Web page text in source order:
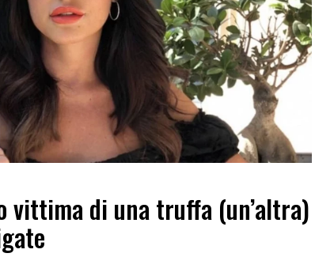
vittima di una truffa (un’altra)